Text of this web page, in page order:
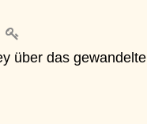
über das gewandelte